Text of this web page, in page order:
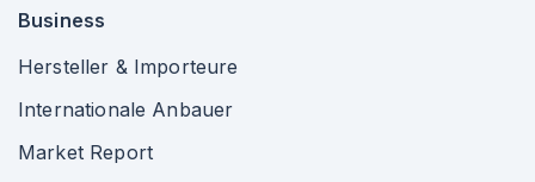
Business
Hersteller & Importeure
Internationale Anbauer
Market Report